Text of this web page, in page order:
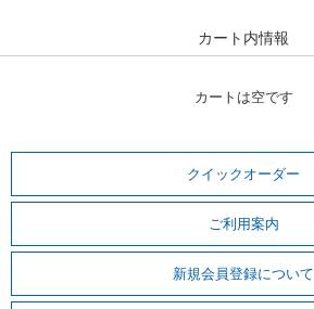
カート内情報
カートは空です
クイックオーダー
ご利用案内
新規会員登録について